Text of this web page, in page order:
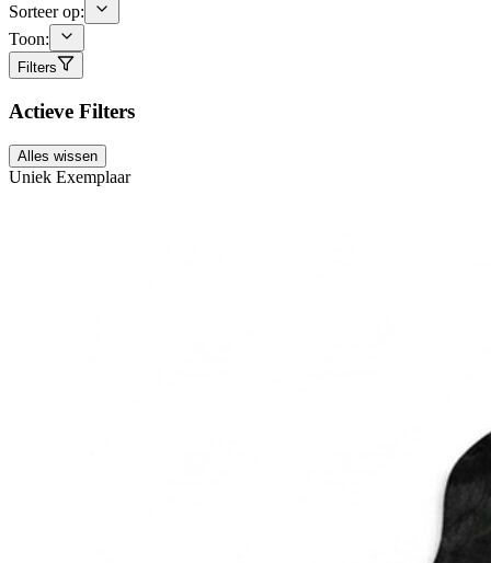
Sorteer op:
Toon:
Filters
Actieve Filters
Alles wissen
Uniek Exemplaar